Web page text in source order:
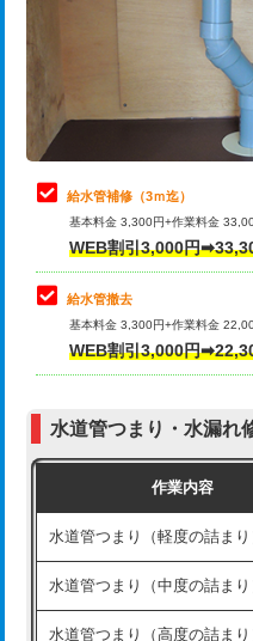
排水管工事（土の掘削・埋め
排水管工事（排水管工事/3ｍ
排水管工事（追加 排水管工
マス交換（土の掘削・埋め戻
マス交換（深さ50㎝未満）
マス交換（深さ50㎝以上）
コンクリート斫り（厚さ10
モルタル補修（厚さ10㎝超え
洗面台設置
化粧台設置
止水・漏水調査・防水処理・
理・調整・分解・加工など（
止水・漏水調査・防水処理・
理・調整・分解・加工など（
止水・漏水調査・防水処理
理・調整・分解・加工など
その他部品の脱着
交換・取付（タンク）
式）)
式・ワンホール）)
交換・取付(排水栓・排水トラ
給水管補修（3ｍ迄）
基本料金 3,300円+作業料金
WEB割引3,000円
給水管撤去
基本料金 3,300円+作業料金
WEB割引3,000円
水道管つまり・水漏れ
作業内容
水道管つまり（軽度の詰まり
水道管つまり（中度の詰まり
水道管つまり（高度の詰まり